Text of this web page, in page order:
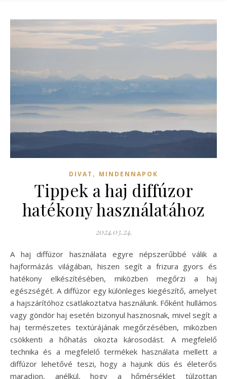
DIVAT , MINDENNAPOK
Tippek a haj diffúzor
hatékony használatához
2024.03.24.
A haj diffúzor használata egyre népszerűbbé válik a
hajformázás világában, hiszen segít a frizura gyors és
hatékony elkészítésében, miközben megőrzi a haj
egészségét. A diffúzor egy különleges kiegészítő, amelyet
a hajszárítóhoz csatlakoztatva használunk. Főként hullámos
vagy göndör haj esetén bizonyul hasznosnak, mivel segít a
haj természetes textúrájának megőrzésében, miközben
csökkenti a hőhatás okozta károsodást. A megfelelő
technika és a megfelelő termékek használata mellett a
diffúzor lehetővé teszi, hogy a hajunk dús és életerős
maradjon, anélkül, hogy a hőmérséklet túlzottan